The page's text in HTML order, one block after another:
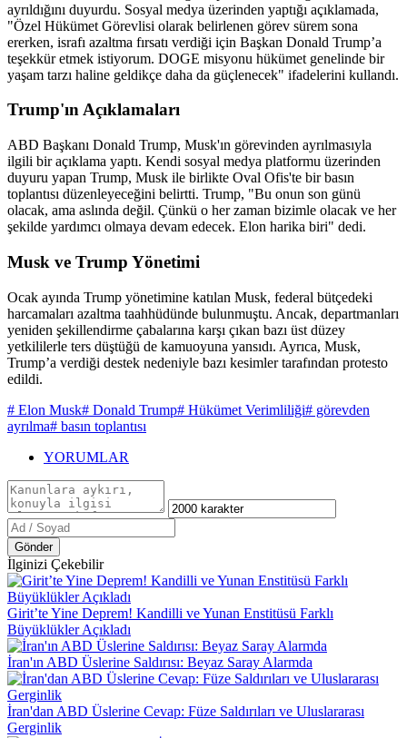
ayrıldığını duyurdu. Sosyal medya üzerinden yaptığı açıklamada,
"Özel Hükümet Görevlisi olarak belirlenen görev sürem sona
ererken, israfı azaltma fırsatı verdiği için Başkan Donald Trump’a
teşekkür etmek istiyorum. DOGE misyonu hükümet genelinde bir
yaşam tarzı haline geldikçe daha da güçlenecek" ifadelerini kullandı.
Trump'ın Açıklamaları
ABD Başkanı Donald Trump, Musk'ın görevinden ayrılmasıyla
ilgili bir açıklama yaptı. Kendi sosyal medya platformu üzerinden
duyuru yapan Trump, Musk ile birlikte Oval Ofis'te bir basın
toplantısı düzenleyeceğini belirtti. Trump, "Bu onun son günü
olacak, ama aslında değil. Çünkü o her zaman bizimle olacak ve her
şekilde yardımcı olmaya devam edecek. Elon harika biri" dedi.
Musk ve Trump Yönetimi
Ocak ayında Trump yönetimine katılan Musk, federal bütçedeki
harcamaları azaltma taahhüdünde bulunmuştu. Ancak, departmanları
yeniden şekillendirme çabalarına karşı çıkan bazı üst düzey
yetkililerle ters düştüğü de kamuoyuna yansıdı. Ayrıca, Musk,
Trump’a verdiği destek nedeniyle bazı kesimler tarafından protesto
edildi.
# Elon Musk# Donald Trump# Hükümet Verimliliği# görevden
ayrılma# basın toplantısı
YORUMLAR
Gönder
İlginizi Çekebilir
Girit’te Yine Deprem! Kandilli ve Yunan Enstitüsü Farklı
Büyüklükler Açıkladı
İran'ın ABD Üslerine Saldırısı: Beyaz Saray Alarmda
İran'dan ABD Üslerine Cevap: Füze Saldırıları ve Uluslararası
Gerginlik